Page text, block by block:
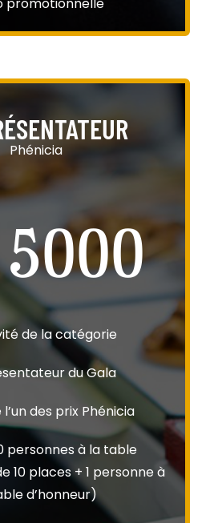
promotionnelle
Phénicia
de la catégorie
du Gala
l’un des prix Phénicia
personnes à la table
10 places + 1 personne à
d’honneur)